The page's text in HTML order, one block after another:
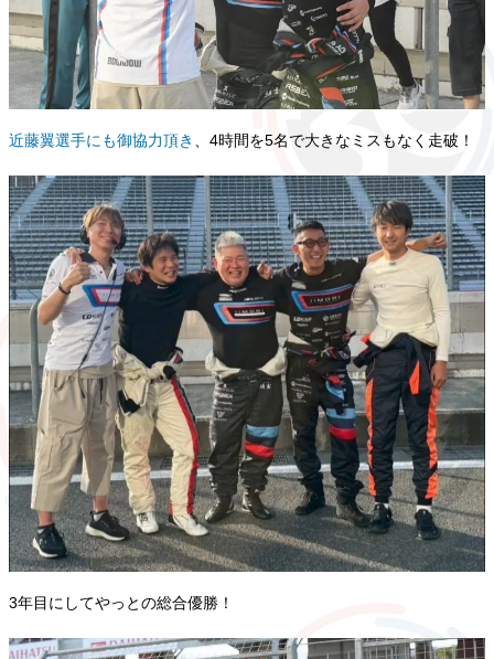
近藤翼選手にも御協力頂き 、4時間を5名で大きなミスもなく走破！
3年目にしてやっとの総合優勝！